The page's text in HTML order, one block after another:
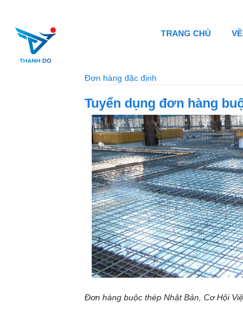
TRANG CHỦ
Đơn hàng đặc định
Tuyển dụng đơn hàng
Đơn hàng buộc thép Nhật Bản, Cơ Hội